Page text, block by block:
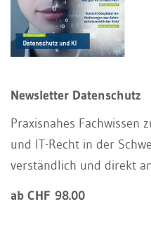
Newsletter Datenschutz
Praxisnahes Fachwissen
und IT-Recht in der
verständlich und direkt
ab CHF 98.00